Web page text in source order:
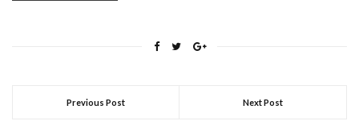
Previous Post Next Post